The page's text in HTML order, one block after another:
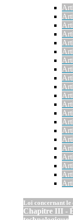
Loi concernant le
Chapitre III -